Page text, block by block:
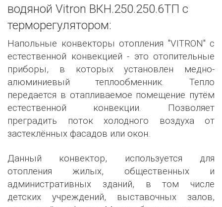
водяной Vitron ВКН.250.250.6ТП с
терморегулятором:
Напольные конвекторы отопления "VITRON" с
естественной конвекцией - это отопительные
приборы, в которых установлен медно-
алюминиевый теплообменник. Тепло
передается в отапливаемое помещение путём
естественной конвекции. Позволяет
преградить поток холодного воздуха от
застеклённых фасадов или окон.
Данный конвектор, используется для
отопления жилых, общественных и
административных зданий, в том числе
детских учреждений, выставочных залов,